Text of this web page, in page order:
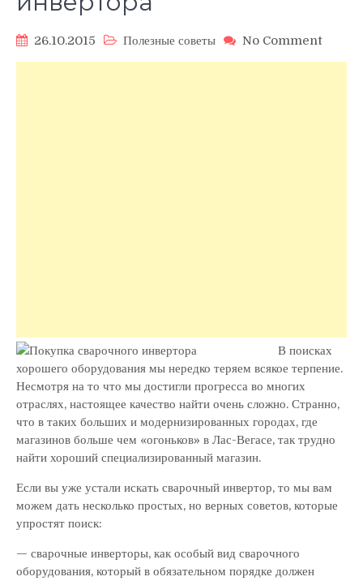
26.10.2015 Полезные советы No Comment
В поисках
хорошего оборудования мы нередко теряем всякое терпение.
Несмотря на то что мы достигли прогресса во многих
отраслях, настоящее качество найти очень сложно. Странно,
что в таких больших и модернизированных городах, где
магазинов больше чем «огоньков» в Лас-Вегасе, так трудно
найти хороший специализированный магазин.
Если вы уже устали искать сварочный инвертор, то мы вам
можем дать несколько простых, но верных советов, которые
упростят поиск:
— сварочные инверторы, как особый вид сварочного
оборудования, который в обязательном порядке должен